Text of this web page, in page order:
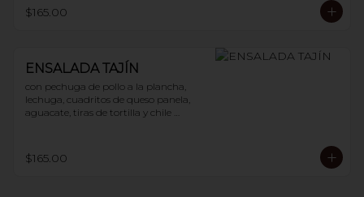
$165.00
ENSALADA TAJÍN
con pechuga de pollo a la plancha,
lechuga, cuadritos de queso panela,
aguacate, tiras de tortilla y chile
$165.00